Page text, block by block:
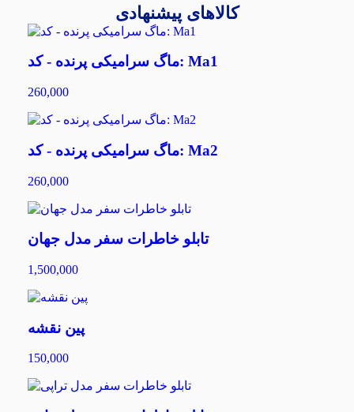
کالاهای پیشنهادی
ماگ سرامیکی پرنده - کد: Ma1
260,000
ماگ سرامیکی پرنده - کد: Ma2
260,000
تابلو خاطرات سفر مدل جهان
1,500,000
پین نقشه
150,000